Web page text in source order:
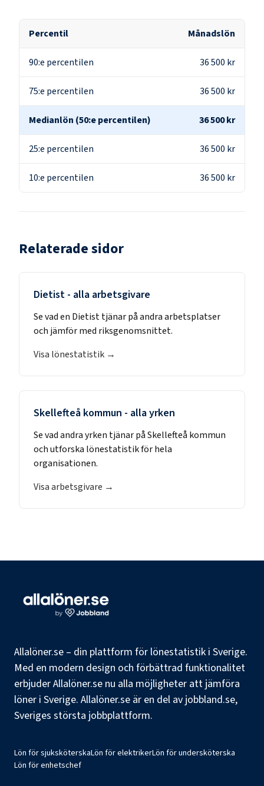
Percentil Månadslön
90:e percentilen 36 500 kr
75:e percentilen 36 500 kr
Medianlön (50:e percentilen) 36 500 kr
25:e percentilen 36 500 kr
10:e percentilen 36 500 kr
Relaterade sidor
Dietist - alla arbetsgivare
Se vad en Dietisttjänar på andra arbetsplatser
och jämför med riksgenomsnittet.
Visa lönestatistik →
Skellefteå kommun - alla yrken
Se vad andra yrken tjänar påSkellefteå kommun
och utforska lönestatistik för hela
organisationen.
Visa arbetsgivare →
Allalöner.se – din plattform för lönestatistik i Sverige.
Med en modern design och förbättrad funktionalitet
erbjuder Allalöner.se nu alla möjligheter att jämföra
löner i Sverige. Allalöner.se är en del av jobbland.se,
Sveriges största jobbplattform.
Lön för sjuksköterskaLön för elektrikerLön för undersköterska
Lön för enhetschef